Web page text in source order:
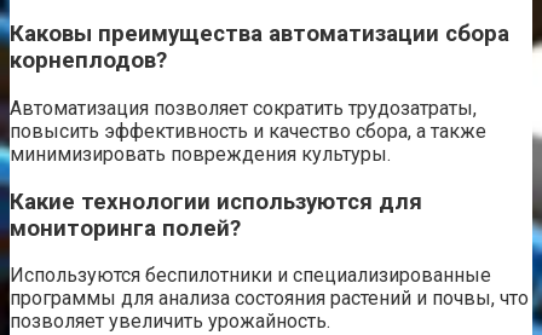
Каковы преимущества автоматизации сбора
корнеплодов?
Автоматизация позволяет сократить трудозатраты,
повысить эффективность и качество сбора, а также
минимизировать повреждения культуры.
Какие технологии используются для
мониторинга полей?
Используются беспилотники и специализированные
программы для анализа состояния растений и почвы, что
позволяет увеличить урожайность.